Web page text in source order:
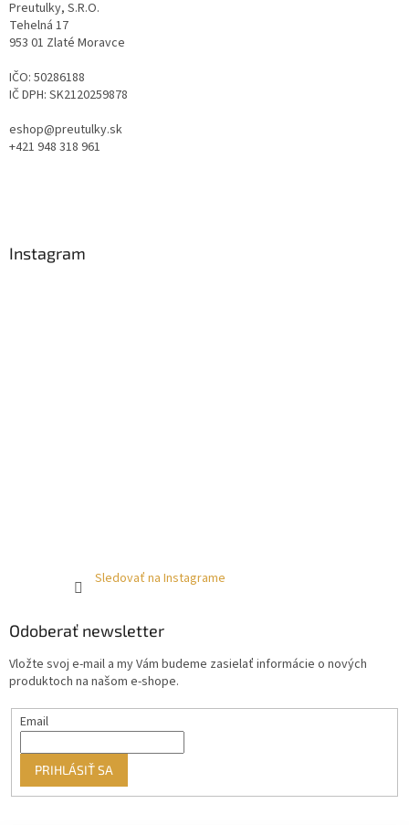
Preutulky, S.R.O.
Tehelná 17
953 01 Zlaté Moravce
IČO: 50286188
IČ DPH: SK2120259878
eshop@preutulky.sk
+421 948 318 961
Instagram
Sledovať na Instagrame
Odoberať newsletter
Vložte svoj e-mail a my Vám budeme zasielať informácie o nových
produktoch na našom e-shope.
Email
PRIHLÁSIŤ SA